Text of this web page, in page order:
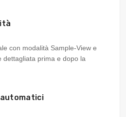
con modalità Sample-View e
dettagliata prima e dopo la